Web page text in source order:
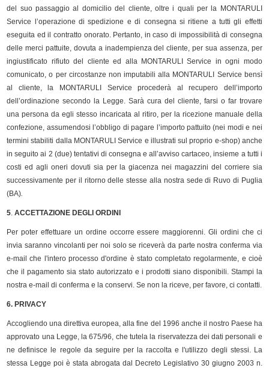
del suo passaggio al domicilio del cliente, oltre i quali per la MONTARULI
Service l’operazione di spedizione e di consegna si ritiene a tutti gli effetti
eseguita ed il contratto onorato. Pertanto, in caso di impossibilità di consegna
delle merci pattuite, dovuta a inadempienza del cliente, per sua assenza, per
ingiustificato rifiuto del cliente ed alla MONTARULI Service in ogni modo
comunicato, o per circostanze non imputabili alla MONTARULI Service bensì
al cliente, la MONTARULI Service procederà al recupero dell’importo
dell’ordinazione secondo la Legge. Sarà cura del cliente, farsi o far trovare
una persona da egli stesso incaricata al ritiro, per la ricezione manuale della
confezione, assumendosi l’obbligo di pagare l’importo pattuito (nei modi e nei
termini stabiliti dalla MONTARULI Service e illustrati sul proprio e-shop) anche
in seguito ai 2 (due) tentativi di consegna e all’avviso cartaceo, insieme a tutti i
costi ed agli oneri dovuti sia per la giacenza nei magazzini del corriere sia
successivamente per il ritorno delle stesse alla nostra sede di Ruvo di Puglia
(BA)
5 ACCETTAZIONE DEGLI ORDINI
Per poter effettuare un ordine occorre essere maggiorenni. Gli ordini che ci
invia saranno vincolanti per noi solo se riceverà da parte nostra conferma via
e-mail che l'intero processo d'ordine è stato completato regolarmente, e cioè
che il pagamento sia stato autorizzato e i prodotti siano disponibili. Stampi la
nostra e-mail di conferma e la conservi. Se non la riceve, per favore, ci contatti.
6. PRIVACY
Accogliendo una direttiva europea, alla fine del 1996 anche il nostro Paese ha
approvato una Legge, la 675/96, che tutela la riservatezza dei dati personali e
ne definisce le regole da seguire per la raccolta e l'utilizzo degli stessi. La
stessa Legge poi è stata abrogata dal Decreto Legislativo 30 giugno 2003 n.